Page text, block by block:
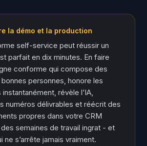
la démo et la production
self-service peut réussir un
parfait en dix minutes. En faire
conforme qui compose des
personnes, honore les
révèle l’IA,
numéros délivrables et réécrit des
propres dans votre CRM
semaines de travail ingrat - et
ne s’arrête jamais vraiment.